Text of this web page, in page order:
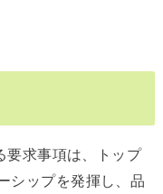
求事項は、トップ
シップを発揮し、品